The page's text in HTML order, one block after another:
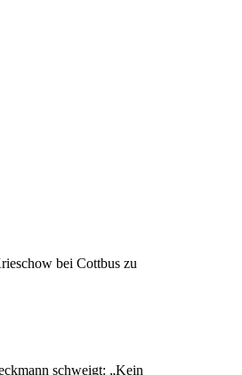
bei Cottbus zu
schweigt: „Kein